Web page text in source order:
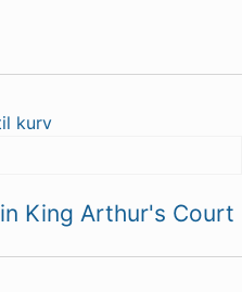
kurv
King Arthur's Court